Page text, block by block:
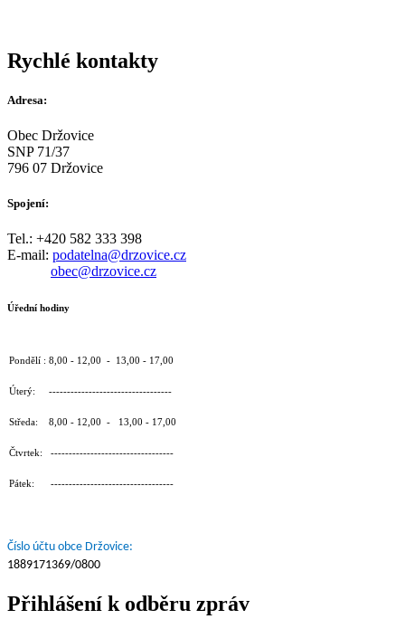
Rychlé kontakty
Adresa:
Obec Držovice
SNP 71/37
796 07 Držovice
Spojení:
Tel.: +420 582 333 398
E-mail: podatelna@drzovice.cz
obec@drzovice.cz
Úřední hodiny
Pondělí : 8,00 - 12,00 - 13,00 - 17,00
Úterý: ----------------------------------
Středa: 8,00 - 12,00 - 13,00 - 17,00
Čtvrtek: ----------------------------------
Pátek: ----------------------------------
Číslo účtu obce Držovice:
1889171369/0800
Přihlášení k odběru zpráv